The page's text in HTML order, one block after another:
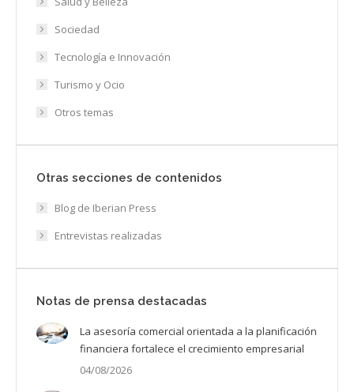
Sociedad
Tecnología e Innovación
Turismo y Ocio
Otros temas
Otras secciones de contenidos
Blog de Iberian Press
Entrevistas realizadas
Notas de prensa destacadas
La asesoría comercial orientada a la planificación
financiera fortalece el crecimiento empresarial
04/08/2026